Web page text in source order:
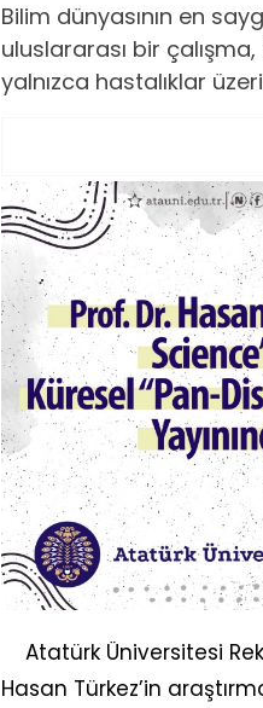
Bilim dünyasının en
uluslararası bir
yalnızca hastalıklar
Atatürk Üniversitesi
Hasan Türkez’in